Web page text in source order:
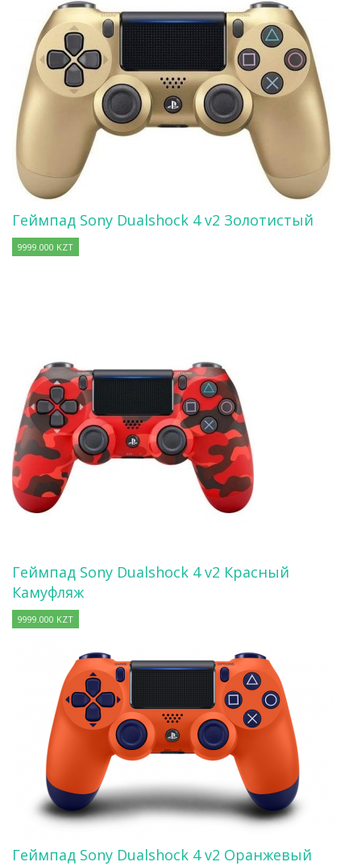
Геймпад Sony Dualshock 4 v2 Золотистый
9999.000 KZT
Геймпад Sony Dualshock 4 v2 Красный
Камуфляж
9999.000 KZT
Геймпад Sony Dualshock 4 v2 Оранжевый